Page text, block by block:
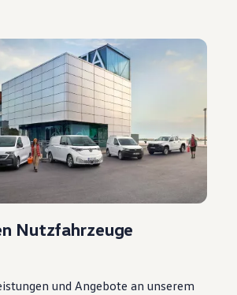
Nutzfahrzeuge
und Angebote an unserem